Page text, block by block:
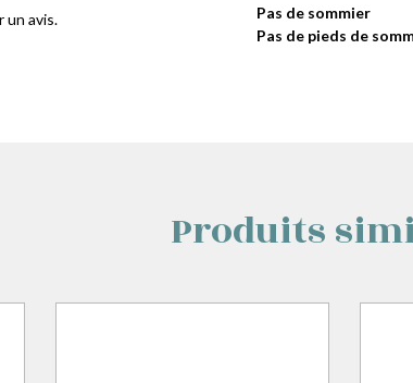
un avis.
Pas de sommier
Pas de pieds de
Produits